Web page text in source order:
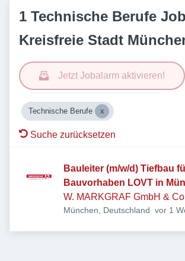
1 Technische Berufe
Kreisfreie Stadt
Jetzt Jobalarm aktivieren!
Technische Berufe
Suche zurücksetzen
Bauleiter (m/w/d) Tiefbau
Bauvorhaben LOVT in
W. MARKGRAF GmbH &
München, Deutschland vor 1